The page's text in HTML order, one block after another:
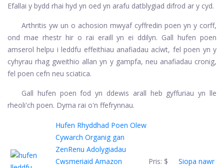
Efallai y bydd rhai hyd yn oed yn arafu datblygiad difrod ar y cyd.
Arthritis yw un o achosion mwyaf cyffredin poen yn y corff,
ond mae rhestr hir o rai eraill yn ei ddilyn. Gall hufen poen
amserol helpu i leddfu effeithiau anafiadau acíwt, fel poen yn y
cyhyrau rhag gweithio allan yn y gampfa, neu anafiadau cronig,
fel poen cefn neu sciatica.
Gall hufen poen fod yn ddewis arall heb gyffuriau yn lle
rheoli'ch poen. Dyma rai o'n ffefrynnau.
Hufen Rhyddhad Poen Olew
Cywarch Organig gan
ZenRenu Adolygiadau
Cwsmeriaid Amazon
Pris: $
Siopa nawr